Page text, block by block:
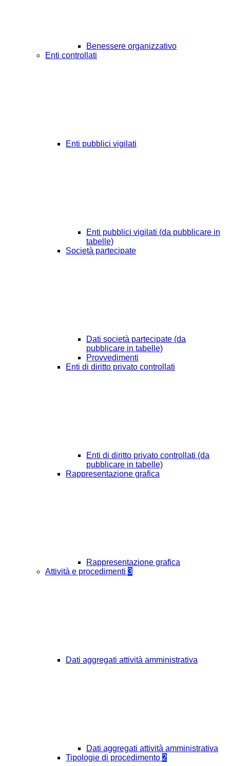
Benessere organizzativo
Enti controllati
Enti pubblici vigilati
Enti pubblici vigilati (da pubblicare in
tabelle)
Società partecipate
Dati società partecipate (da
pubblicare in tabelle)
Provvedimenti
Enti di diritto privato controllati
Enti di diritto privato controllati (da
pubblicare in tabelle)
Rappresentazione grafica
Rappresentazione grafica
Attività e procedimenti 3
Dati aggregati attività amministrativa
Dati aggregati attività amministrativa
Tipologie di procedimento 2